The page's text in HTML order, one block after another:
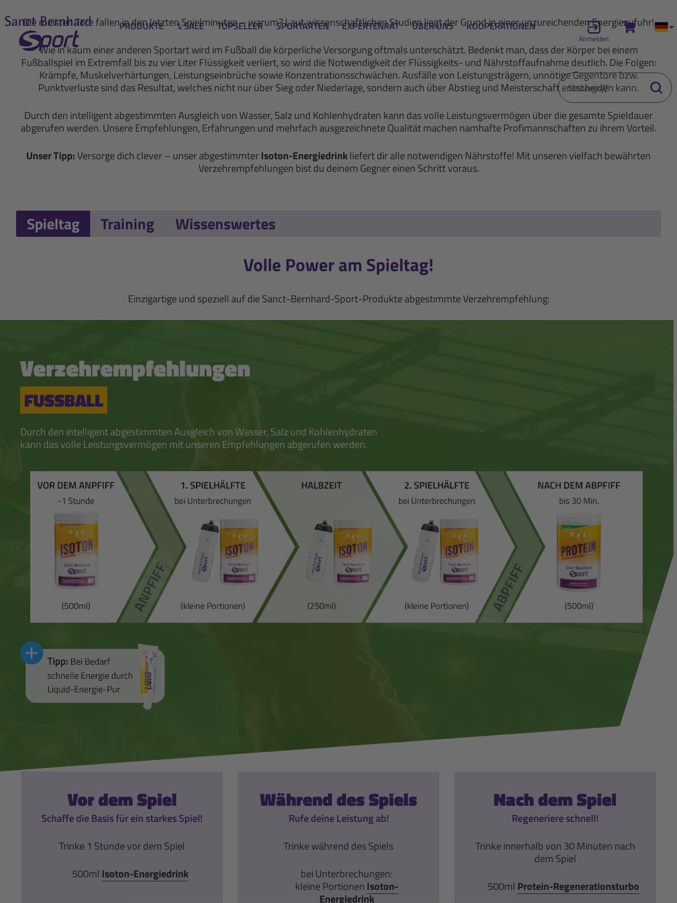
PRODUKTE % SALE TOPSELLER SPORTARTEN EXPERTENRAT ÜBER UNS KOOPERATIONEN
Anmelden Zum
Suchbegriff
Suche
Die meisten Tore fallen in den letzten Spielminuten – warum? Laut wissenschaftlichen Studien liegt der Grund in einer unzureichenden Energiezufuhr!
Wie in kaum einer anderen Sportart wird im Fußball die körperliche Versorgung oftmals unterschätzt. Bedenkt man, dass der Körper bei einem
Fußballspiel im Extremfall bis zu vier Liter Flüssigkeit verliert, so wird die Notwendigkeit der Flüssigkeits- und Nährstoffaufnahme deutlich. Die Folgen:
Krämpfe, Muskelverhärtungen, Leistungseinbrüche sowie Konzentrationsschwächen. Ausfälle von Leistungsträgern, unnötige Gegentore bzw.
Punktverluste sind das Resultat, welches nicht nur über Sieg oder Niederlage, sondern auch über Abstieg und Meisterschaft entscheiden kann.
Durch den intelligent abgestimmten Ausgleich von Wasser, Salz und Kohlenhydraten kann das volle Leistungsvermögen über die gesamte Spieldauer
abgerufen werden. Unsere Empfehlungen, Erfahrungen und mehrfach ausgezeichnete Qualität machen namhafte Profimannschaften zu ihrem Vorteil.
Unser Tipp:Versorge dich clever – unser abgestimmterIsoton-Energiedrinkliefert dir alle notwendigen Nährstoffe! Mit unseren vielfach bewährten
Verzehrempfehlungen bist du deinem Gegner einen Schritt voraus.
Spieltag Training Wissenswertes
Volle Power am Spieltag!
Einzigartige und speziell auf die Sanct-Bernhard-Sport-Produkte abgestimmte Verzehrempfehlung:
Verzehrempfehlungen
FUSSBALL
Durch den intelligent abgestimmten Ausgleich von Wasser, Salz und Kohlenhydraten
kann das volle Leistungsvermögen mit unseren Empfehlungen abgerufen werden.
Vor dem Spiel
Schaffe die Basis für ein starkes Spiel!
Trinke 1 Stunde vor dem Spiel
500ml Isoton-Energiedrink
Während des Spiels
Rufe deine Leistung ab!
Trinke während des Spiels
bei Unterbrechungen:
kleine PortionenIsoton-
Energiedrink
Nach dem Spiel
Regeneriere schnell!
Trinke innerhalb von 30 Minuten nach
dem Spiel
500ml Protein-Regenerationsturbo